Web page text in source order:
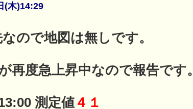
(木)14:29
ので地図は無しです。
再度急上昇中なので報告です。
測定値 ４１